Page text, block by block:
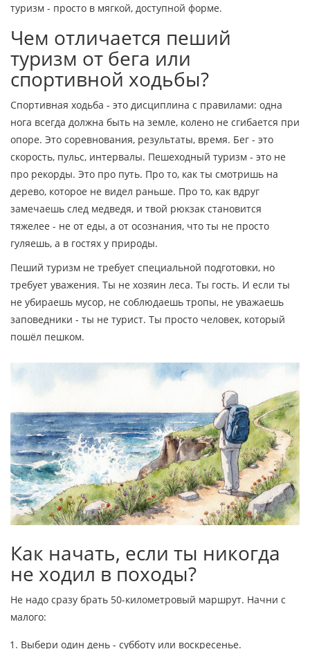
туризм - просто в мягкой, доступной форме.
Чем отличается пеший
туризм от бега или
спортивной ходьбы?
Спортивная ходьба - это дисциплина с правилами: одна
нога всегда должна быть на земле, колено не сгибается при
опоре. Это соревнования, результаты, время. Бег - это
скорость, пульс, интервалы. Пешеходный туризм - это не
про рекорды. Это про путь. Про то, как ты смотришь на
дерево, которое не видел раньше. Про то, как вдруг
замечаешь след медведя, и твой рюкзак становится
тяжелее - не от еды, а от осознания, что ты не просто
гуляешь, а в гостях у природы.
Пеший туризм не требует специальной подготовки, но
требует уважения. Ты не хозяин леса. Ты гость. И если ты
не убираешь мусор, не соблюдаешь тропы, не уважаешь
заповедники - ты не турист. Ты просто человек, который
пошёл пешком.
Как начать, если ты никогда
не ходил в походы?
Не надо сразу брать 50-километровый маршрут. Начни с
малого:
Выбери один день - субботу или воскресенье.